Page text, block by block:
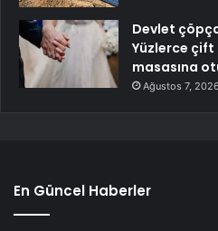
Devlet
Yüzlerce çift
masasına
Ağustos 7, 2026
En Güncel Haberler